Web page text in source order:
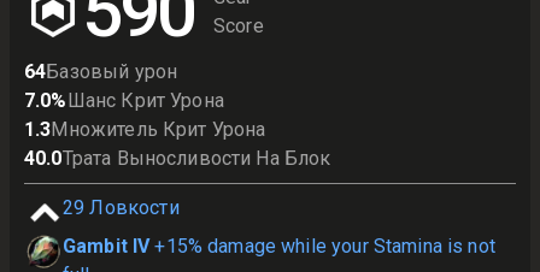
Score
64Базовый урон
7.0%Шанс Крит Урона
1.3Множитель Крит Урона
40.0Трата Выносливости На Блок
29 Ловкости
Gambit IV +15% damage while your Stamina is not